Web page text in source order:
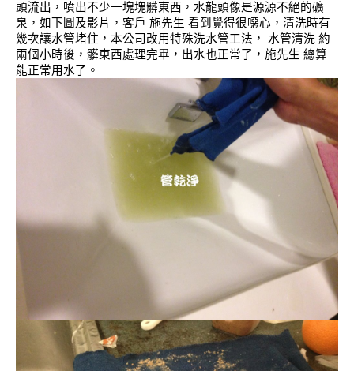
頭流出，噴出不少一塊塊髒東西，水龍頭像是源源不絕的礦
泉，如下圖及影片，客戶 施先生 看到覺得很噁心，清洗時有
幾次讓水管堵住，本公司改用特殊洗水管工法， 水管清洗 約
兩個小時後，髒東西處理完畢，出水也正常了，施先生 總算
能正常用水了。